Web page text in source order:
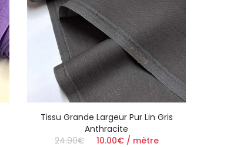
Tissu Grande Largeur Pur Lin Gris
Anthracite
24.90€
10.00€ / mètre